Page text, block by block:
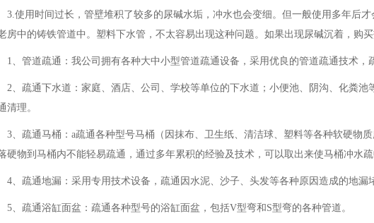
3.使用时间过长，管壁堆积了较多的尿碱水垢，冲水也会变细。但一般使用多年后
房中的铸铁管道中。塑料下水管，不太容易出现这种问题。如果出现尿碱沉着，购买
1、管道疏通：我公司拥有各种大中小型管道疏通设备，采用优良的管道疏通技术，
2、疏通下水道：家庭、酒店、公司、学校等单位的下水道；小便池、阴沟、化粪池
清理。
3、疏通马桶：a疏通各种型号马桶（因抹布、卫生纸、清洁球、塑料等各种软硬物
硬物到马桶内不能轻易疏通，通过多年累积的经验及技术，可以取出来使马桶冲水疏
4、疏通地漏：采用专用技术设备，疏通因水泥、沙子、头发等各种原因造成的地漏
5、疏通浴缸面盆：疏通各种型号的浴缸面盆，包括V型弯和S型弯的各种管道。